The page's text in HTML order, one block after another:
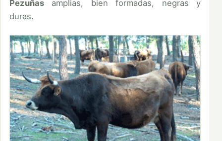
Pezuñas amplias, bien formadas, negras y
duras.